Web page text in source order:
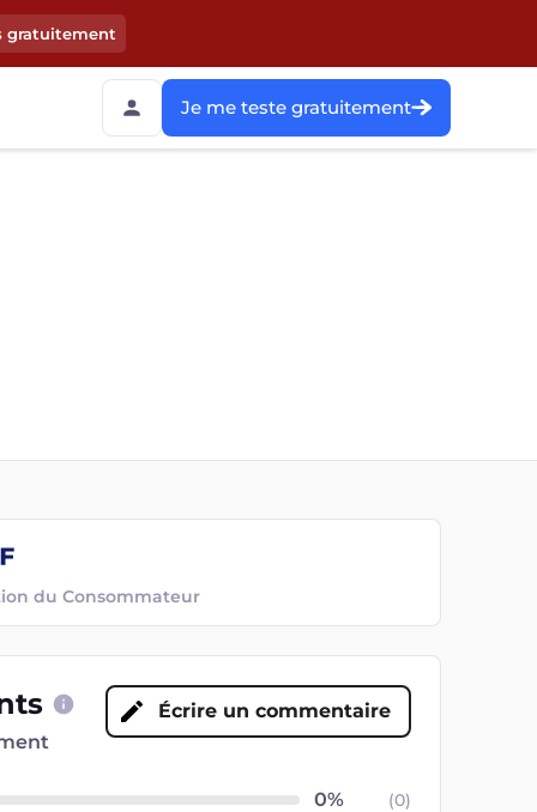
gratuitement
Je me teste gratuitement
du Consommateur
Écrire un commentaire
(0)